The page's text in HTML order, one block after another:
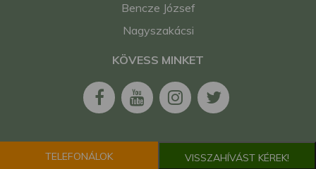
TELEFONÁLOK VISSZAHÍVÁST KÉREK!
Bencze József
Nagyszakácsi
KÖVESS MINKET
2026. Minden jog fenntartva. Kelet-Agro Kft.